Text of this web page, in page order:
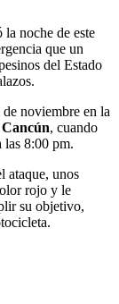
noche de este
que un
del Estado
noviembre en la
Cancún, cuando
las 8:00 pm.
ataque, unos
rojo y le
su objetivo,